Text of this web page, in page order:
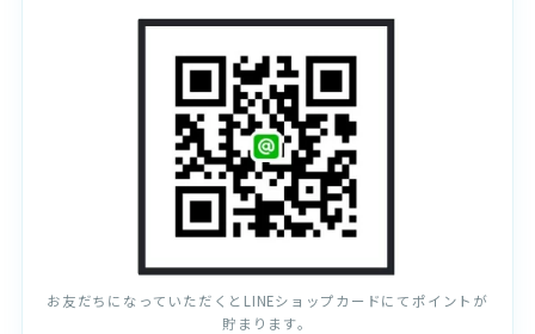
お友だちになっていただくとLINEショップカードにてポイントが
貯まります。